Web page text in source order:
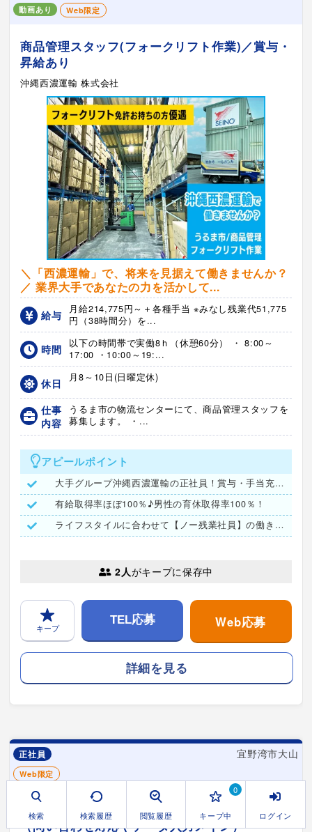
動画あり Web限定
商品管理スタッフ(フォークリフト作業)／賞与・
昇給あり
沖縄西濃運輸 株式会社
＼「西濃運輸」で、将来を見据えて働きませんか？
／ 業界大手であなたの力を活かして...
給与
月給214,775円～＋各種手当 ※みなし残業代51,775
円（38時間分）を...
時間
以下の時間帯で実働8ｈ（休憩60分） ・ 8:00～
17:00 ・10:00～19:...
休日 月8～10日(日曜定休)
仕事
内容
うるま市の物流センターにて、商品管理スタッフを
募集します。 ・...
アピールポイント
大手グループ沖縄西濃運輸の正社員！賞与・手当充実で安定収入
有給取得率ほぼ100％♪男性の育休取得率100％！
ライフスタイルに合わせて【ノー残業社員】の働き方も選択可能！
2人がキープに保存中
キープ
TEL応募 Web応募
詳細を見る
正社員 宜野湾市大山
Web限定
【未経験者歓迎｜男女不問】経理事務スタッフ
（問い合わせ対応やデータ入力メイン）
検索 検索履歴 閲覧履歴 キープ中
0
ログイン